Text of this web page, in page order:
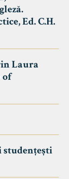
Ed. C.H.
Laura
of